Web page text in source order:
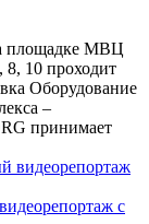
площадке МВЦ
8, 10 проходит
Оборудование
–
принимает
с